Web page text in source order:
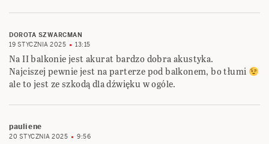
DOROTA SZWARCMAN
19 STYCZNIA 2025
13:15
Na II balkonie jest akurat bardzo dobra akustyka.
Najciszej pewnie jest na parterze pod balkonem, bo tłumi
ale to jest ze szkodą dla dźwięku w ogóle.
pauliene
20 STYCZNIA 2025 9:56